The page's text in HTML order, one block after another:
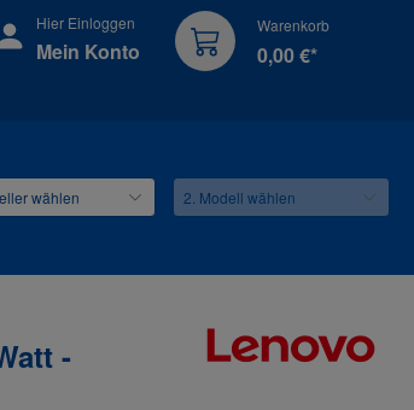
0 Produkte auf dem Merkzettel
Hier Einloggen
Mein Konto
Warenkorb
0,00 €*
-